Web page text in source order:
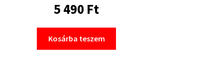
5 490 Ft
Kosárba teszem